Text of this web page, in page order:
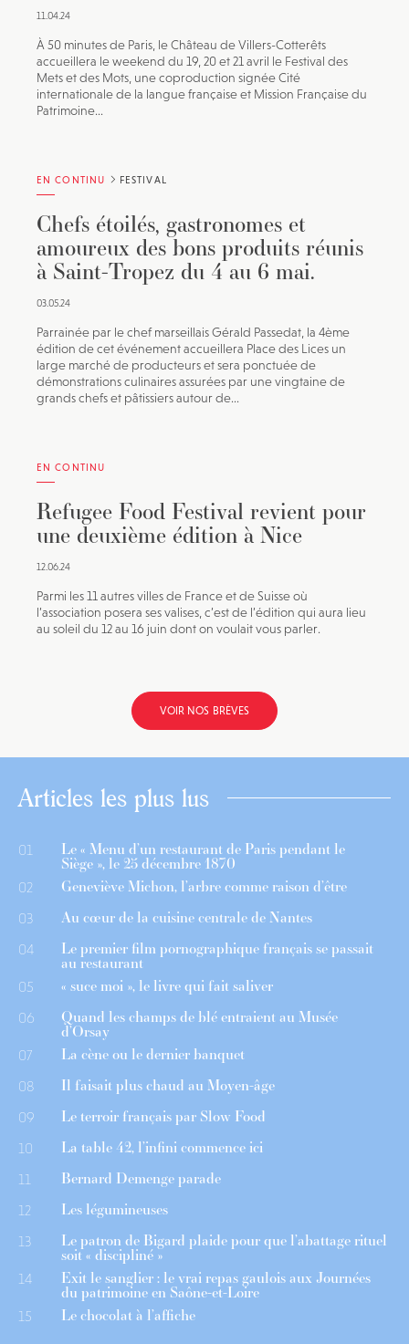
11.04.24
À 50 minutes de Paris, le Château de Villers-Cotterêts
accueillera le weekend du 19, 20 et 21 avril le Festival des
Mets et des Mots, une coproduction signée Cité
internationale de la langue française et Mission Française du
Patrimoine...
EN CONTINU FESTIVAL
Chefs étoilés, gastronomes et
amoureux des bons produits réunis
à Saint-Tropez du 4 au 6 mai.
03.05.24
Parrainée par le chef marseillais Gérald Passedat, la 4ème
édition de cet événement accueillera Place des Lices un
large marché de producteurs et sera ponctuée de
démonstrations culinaires assurées par une vingtaine de
grands chefs et pâtissiers autour de...
EN CONTINU
Refugee Food Festival revient pour
une deuxième édition à Nice
12.06.24
Parmi les 11 autres villes de France et de Suisse où
l’association posera ses valises, c’est de l’édition qui aura lieu
au soleil du 12 au 16 juin dont on voulait vous parler.
VOIR NOS BRÈVES
Articles les plus lus
01 Le « Menu d’un restaurant de Paris pendant le
Siège », le 25 décembre 1870
02 Geneviève Michon, l’arbre comme raison d’être
03 Au cœur de la cuisine centrale de Nantes
04 Le premier film pornographique français se passait
au restaurant
05 « suce moi », le livre qui fait saliver
06 Quand les champs de blé entraient au Musée
d’Orsay
07 La cène ou le dernier banquet
08 Il faisait plus chaud au Moyen-âge
09 Le terroir français par Slow Food
10 La table 42, l’infini commence ici
11 Bernard Demenge parade
12 Les légumineuses
13 Le patron de Bigard plaide pour que l’abattage rituel
soit « discipliné »
14 Exit le sanglier : le vrai repas gaulois aux Journées
du patrimoine en Saône-et-Loire
15 Le chocolat à l’affiche